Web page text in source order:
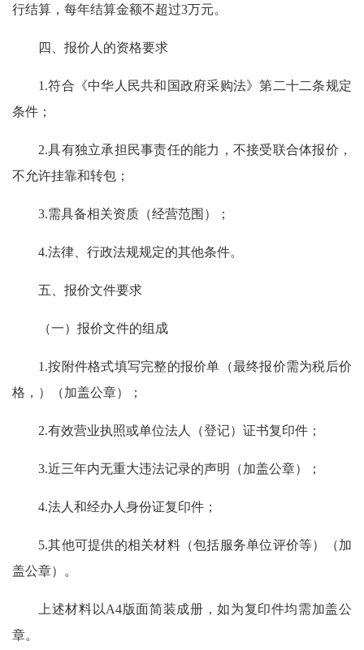
行结算，每年结算金额不超过3万元。
四、报价人的资格要求
1.符合《中华人民共和国政府采购法》第二十二条规定
条件；
2.具有独立承担民事责任的能力，不接受联合体报价，
不允许挂靠和转包；
3.需具备相关资质（经营范围）；
4.法律、行政法规规定的其他条件。
五、报价文件要求
（一）报价文件的组成
1.按附件格式填写完整的报价单（最终报价需为税后价
格，）（加盖公章）；
2.有效营业执照或单位法人（登记）证书复印件；
3.近三年内无重大违法记录的声明（加盖公章）；
4.法人和经办人身份证复印件；
5.其他可提供的相关材料（包括服务单位评价等）（加
盖公章）。
上述材料以A4版面简装成册，如为复印件均需加盖公
章。